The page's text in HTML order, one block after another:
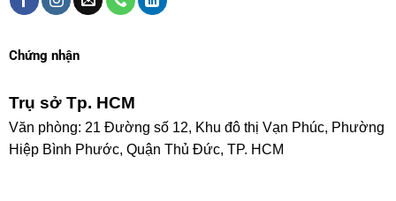
Chứng nhận
Trụ sở Tp. HCM
Văn phòng: 21 Đường số 12, Khu đô thị Vạn Phúc, Phường
Hiệp Bình Phước, Quận Thủ Đức, TP. HCM